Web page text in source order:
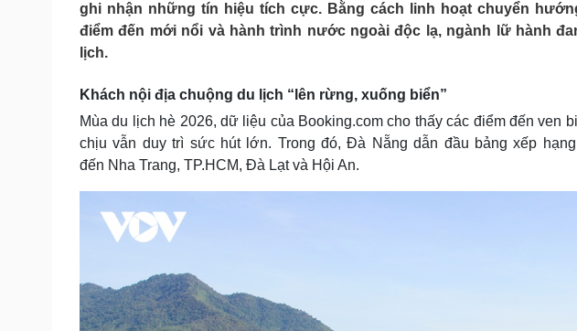
Vụ án
Tin nóng
Tư vấn luật
Vũ khí
Việt Nam
Bóng đá
Lịch thi đấu bóng đá
Sức khỏe
Dinh dưỡng - món ngon
Cây thuốc
Nam khoa
Làm đẹp - giảm cân
Ăn sạch sống khỏe
Đời sống
Nhà đẹp
Blog
Văn hóa
Sân khấu - Điện ảnh
Cải chính
ghi nhận những tín hiệu tích cực. Bằng cách linh hoạt chuyển
điểm đến mới nổi và hành trình nước ngoài độc lạ, ngành lữ hành
lịch.
Khách nội địa chuộng du lịch “lên rừng, xuống biển”
Mùa du lịch hè 2026, dữ liệu của Booking.com cho thấy các điểm đến ven
chịu vẫn duy trì sức hút lớn. Trong đó, Đà Nẵng dẫn đầu bảng xếp
đến Nha Trang, TP.HCM, Đà Lạt và Hội An.